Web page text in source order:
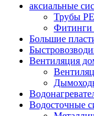
аксиальные
Трубы
Фитинги
Большие
Вентиляция
Водосточные